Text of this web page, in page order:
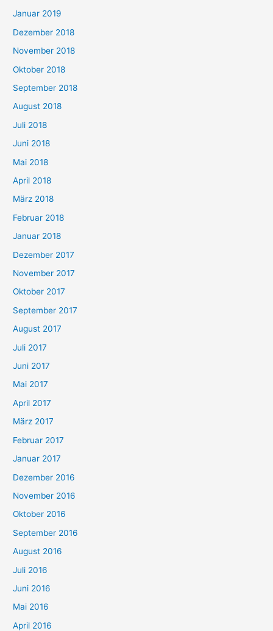
Januar 2019
Dezember 2018
November 2018
Oktober 2018
September 2018
August 2018
Juli 2018
Juni 2018
Mai 2018
April 2018
März 2018
Februar 2018
Januar 2018
Dezember 2017
November 2017
Oktober 2017
September 2017
August 2017
Juli 2017
Juni 2017
Mai 2017
April 2017
März 2017
Februar 2017
Januar 2017
Dezember 2016
November 2016
Oktober 2016
September 2016
August 2016
Juli 2016
Juni 2016
Mai 2016
April 2016